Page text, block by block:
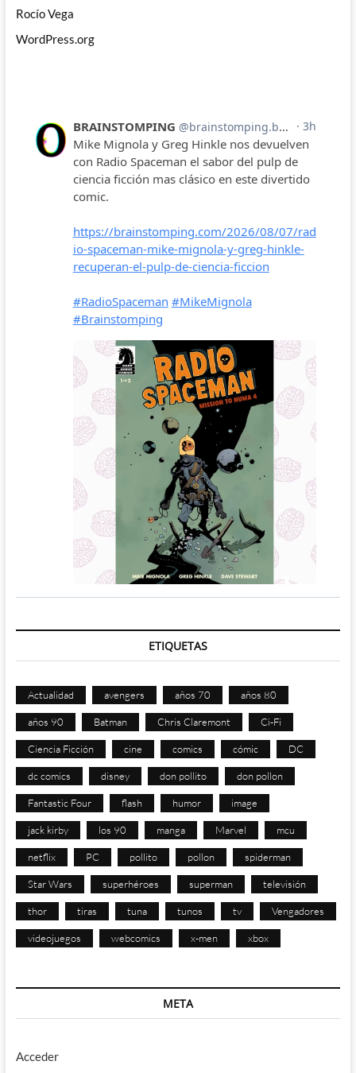
Rocío Vega
WordPress.org
ETIQUETAS
Actualidad avengers años 70 años 80
años 90 Batman Chris Claremont Ci-Fi
Ciencia Ficción cine comics cómic DC
dc comics disney don pollito don pollon
Fantastic Four flash humor image
jack kirby los 90 manga Marvel mcu
netflix PC pollito pollon spiderman
Star Wars superhéroes superman televisión
thor tiras tuna tunos tv Vengadores
videojuegos webcomics x-men xbox
META
Acceder